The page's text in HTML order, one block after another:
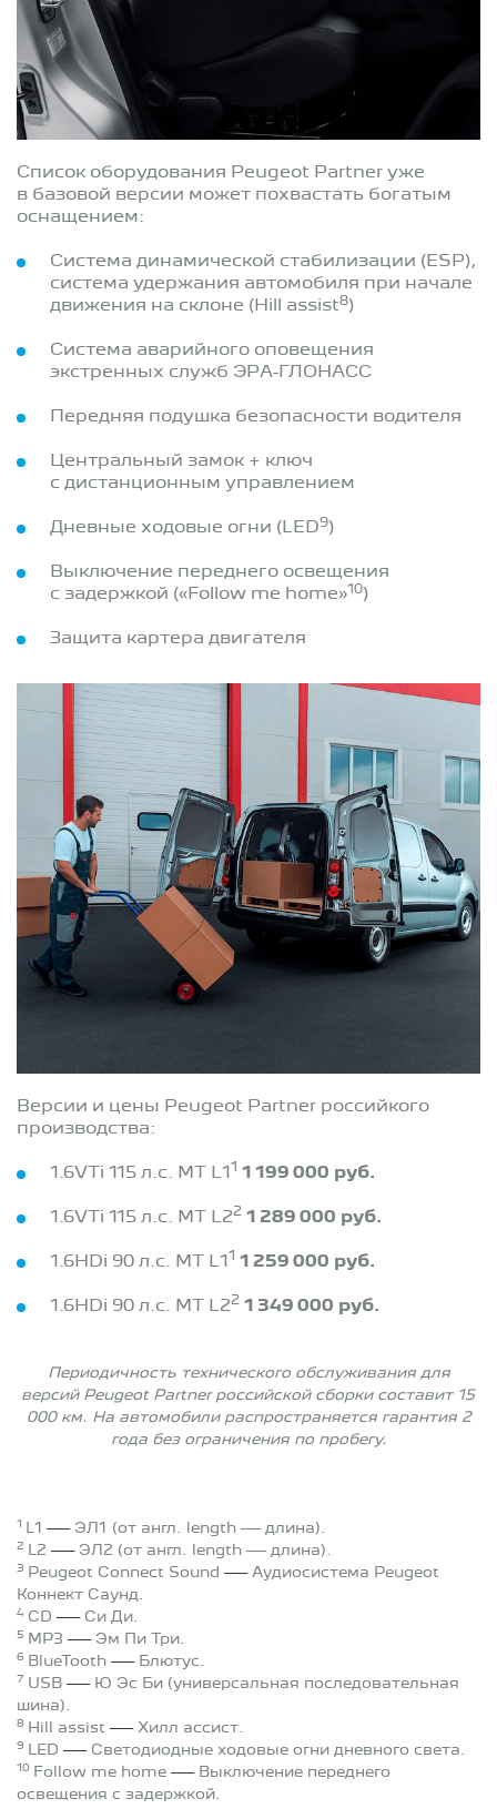
Список оборудования Peugeot Partner уже
в базовой версии может похвастать богатым
оснащением:
Система динамической стабилизации (ESP),
система удержания автомобиля при начале
движения на склоне (Hill assist8 )
Система аварийного оповещения
экстренных служб ЭРА-ГЛОНАСС
Передняя подушка безопасности водителя
Центральный замок + ключ
с дистанционным управлением
Дневные ходовые огни (LED9 )
Выключение переднего освещения
с задержкой («Follow me home»10 )
Защита картера двигателя
Версии и цены Peugeot Partner российкого
производства:
1.6VTi 115 л.с. MT L1 1 1 199 000 руб.
1.6VTi 115 л.с. MT L22 1 289 000 руб.
1.6HDi 90 л.с. MT L1 1 1 259 000 руб.
1.6HDi 90 л.с. MT L22 1 349 000 руб.
Периодичность технического обслуживания для
версий Peugeot Partner российской сборки составит 15
000 км. На автомобили распространяется гарантия 2
года без ограничения по пробегу.
1 L1 — ЭЛ1 (от англ. length — длина).
2 L2 — ЭЛ2 (от англ. length — длина).
3 Peugeot Connect Sound — Аудиосистема Peugeot
Коннект Саунд.
4 CD — Си Ди.
5 MP3 — Эм Пи Три.
6 BlueTooth — Блютус.
7 USB — Ю Эс Би (универсальная последовательная
шина).
8 Hill assist — Хилл ассист.
9 LED — Светодиодные ходовые огни дневного света.
10 Follow me home — Выключение переднего
освещения с задержкой.